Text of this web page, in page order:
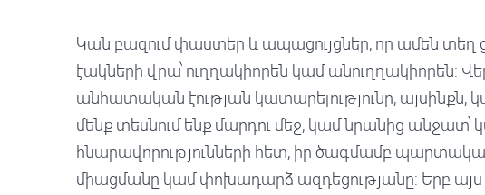
Կան բազում փաստեր և ապացույցներ, որ ամեն տեղ
էակների վրա՝ ուղղակիորեն կամ անուղղակիորեն:
անհատական էության կատարելությունը, այսինքն,
մենք տեսնում ենք մարդու մեջ, կամ նրանից
հնարավորությունների հետ, իր ծագմամբ
միացմանը կամ փոխադարձ ազդեցությանը: Երբ այս